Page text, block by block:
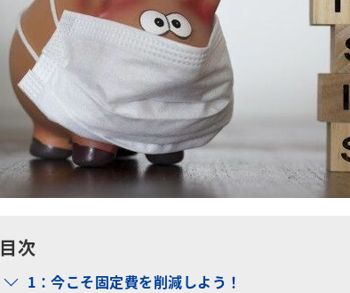
目次
1：今こそ固定費を削減しよう！